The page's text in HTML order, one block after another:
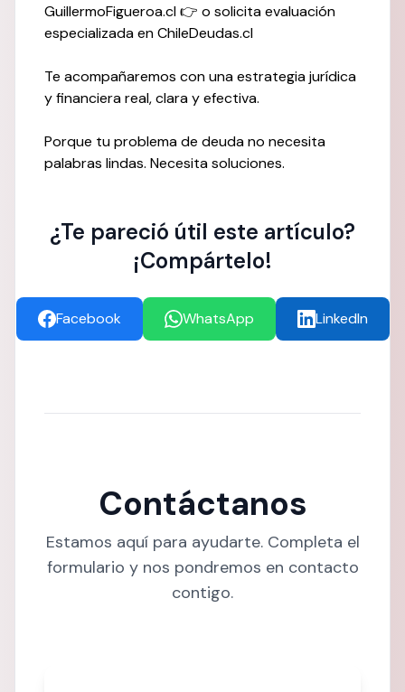
GuillermoFigueroa.cl 👉 o solicita evaluación
especializada en ChileDeudas.cl
Te acompañaremos con una estrategia jurídica
y financiera real, clara y efectiva.
Porque tu problema de deuda no necesita
palabras lindas. Necesita soluciones.
¿Te pareció útil este artículo?
¡Compártelo!
Facebook WhatsApp LinkedIn
Contáctanos
Estamos aquí para ayudarte. Completa el
formulario y nos pondremos en contacto
contigo.